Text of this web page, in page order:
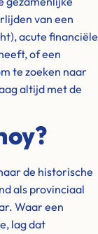
van een
acute financiële
of een
te zoeken naar
altijd met de
de historische
als provinciaal
Waar een
lag dat